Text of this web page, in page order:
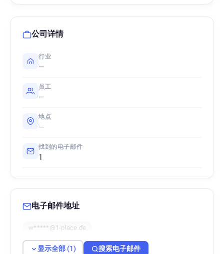
公司详情
行业
—
员工
—
地点
—
找到的电子邮件
1
电子邮件地址
w*****@1-place.de
显示全部 (1) 搜索电子邮件